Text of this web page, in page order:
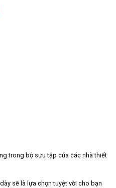
trong bộ sưu tập của các nhà thiết
sẽ là lựa chọn tuyệt vời cho bạn